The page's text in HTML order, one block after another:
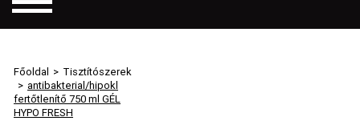
Főoldal > Tisztítószerek
> antibakterial/hipokl
fertőtlenítő 750 ml GÉL
HYPO FRESH